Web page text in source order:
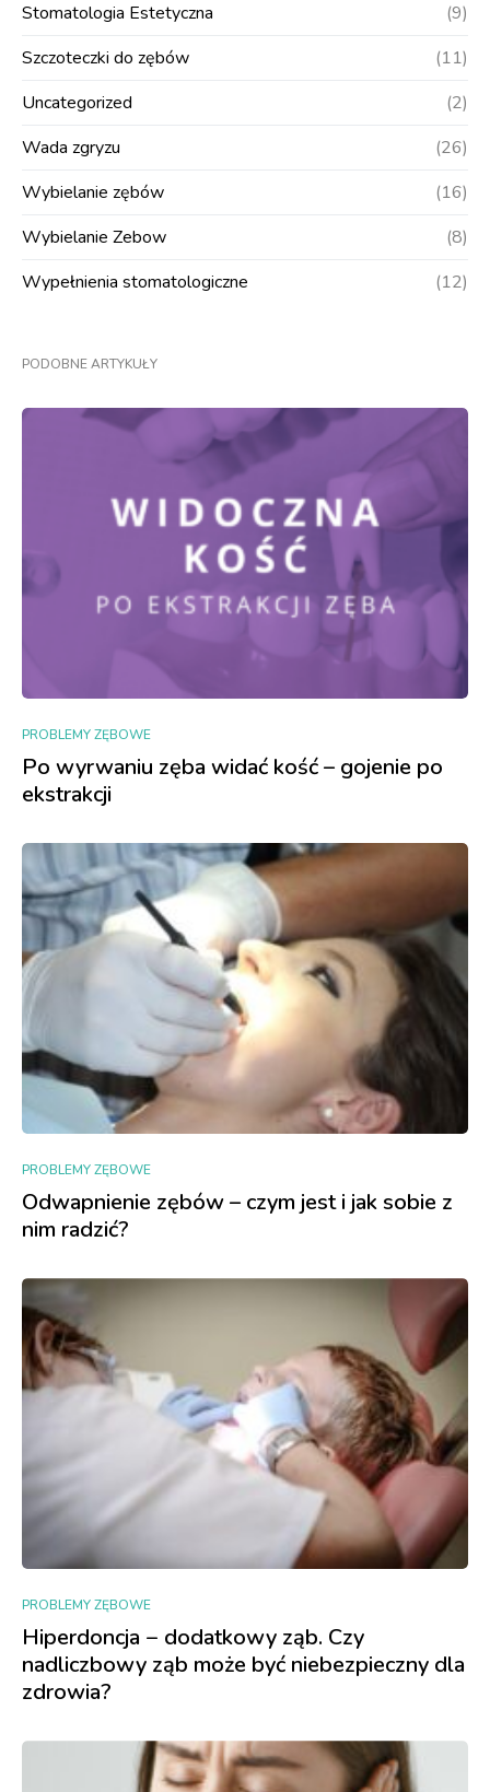
Stomatologia Estetyczna
(9)
Szczoteczki do zębów
(11)
Uncategorized
(2)
Wada zgryzu
(26)
Wybielanie zębów
(16)
Wybielanie Zebow
(8)
Wypełnienia stomatologiczne
(12)
PODOBNE ARTYKUŁY
PROBLEMY ZĘBOWE
Po wyrwaniu zęba widać kość – gojenie po
ekstrakcji
PROBLEMY ZĘBOWE
Odwapnienie zębów – czym jest i jak sobie z
nim radzić?
PROBLEMY ZĘBOWE
Hiperdoncja − dodatkowy ząb. Czy
nadliczbowy ząb może być niebezpieczny dla
zdrowia?